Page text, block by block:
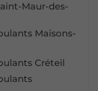
Maur-des-
Maisons-
Créteil